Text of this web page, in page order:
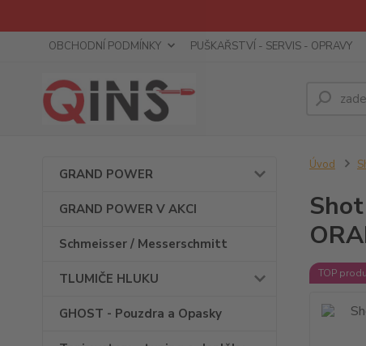
OBCHODNÍ PODMÍNKY PUŠKAŘSTVÍ - SERVIS - OPRAVY
GRAND POWER
GRAND POWER V AKCI
Schmeisser / Messerschmitt
TLUMIČE HLUKU
GHOST - Pouzdra a Opasky
Úvod
TOP